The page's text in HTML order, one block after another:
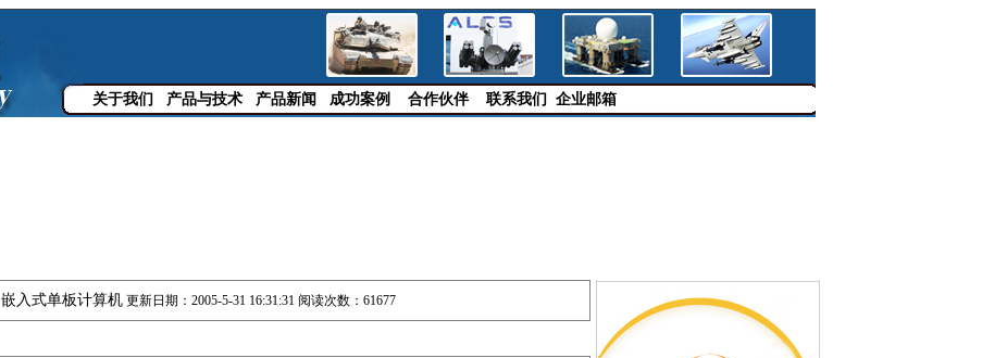
关于我们 产品与技术 产品新闻 成功案例 合作伙伴 联系我们 企业邮箱
嵌入式单板计算机更新日期：2005-5-31 16:31:31 阅读次数：61677